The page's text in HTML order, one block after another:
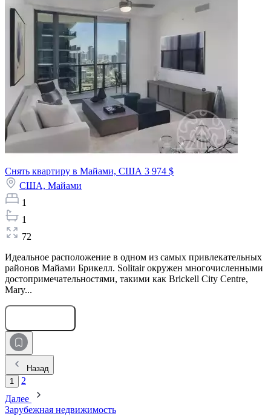
Снять квартиру в Майами, США 3 974 $
США, Майами
1
1
72
Идеальное расположение в одном из самых привлекательных
районов Майами Брикелл. Solitair окружен многочисленными
достопримечательностями, такими как Brickell City Centre,
Mary...
Назад
1
2
Далее
Зарубежная недвижимость